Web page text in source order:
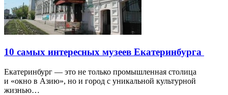
10 самых интересных музеев Екатеринбурга
Екатеринбург — это не только промышленная столица
и «окно в Азию», но и город с уникальной культурной
жизнью…